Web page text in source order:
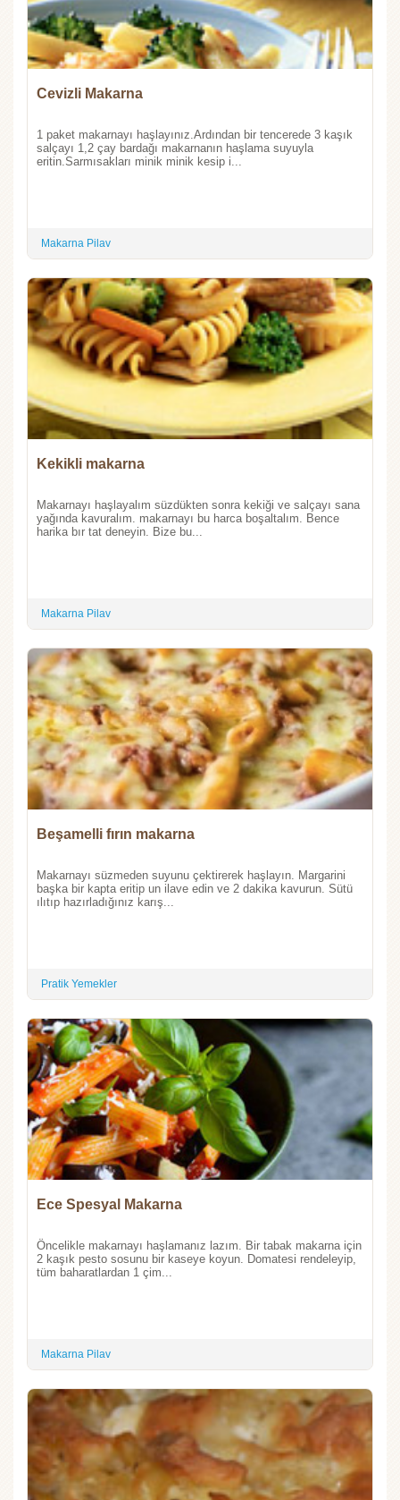
Cevizli Makarna
1 paket makarnayı haşlayınız.Ardından bir tencerede 3 kaşık
salçayı 1,2 çay bardağı makarnanın haşlama suyuyla
eritin.Sarmısakları minik minik kesip i...
Makarna Pilav
Kekikli makarna
Makarnayı haşlayalım süzdükten sonra kekiği ve salçayı sana
yağında kavuralım. makarnayı bu harca boşaltalım. Bence
harika bır tat deneyin. Bize bu...
Makarna Pilav
Beşamelli fırın makarna
Makarnayı süzmeden suyunu çektirerek haşlayın. Margarini
başka bir kapta eritip un ilave edin ve 2 dakika kavurun. Sütü
ılıtıp hazırladığınız karış...
Pratik Yemekler
Ece Spesyal Makarna
Öncelikle makarnayı haşlamanız lazım. Bir tabak makarna için
2 kaşık pesto sosunu bir kaseye koyun. Domatesi rendeleyip,
tüm baharatlardan 1 çim...
Makarna Pilav